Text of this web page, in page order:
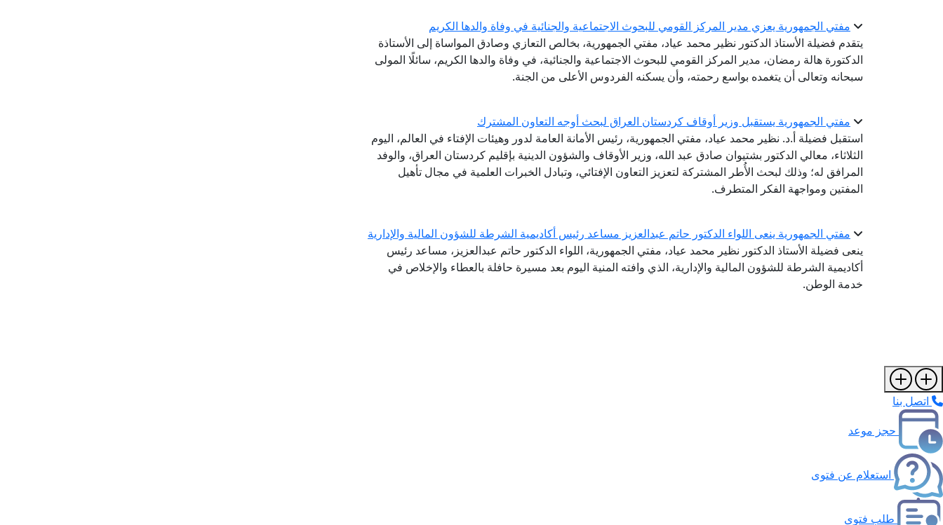
مفتي الجمهورية يعزي مدير المركز القومي للبحوث الاجتماعية والجنائية في وفاة والدها الكريم
يتقدم فضيلة الأستاذ الدكتور نظير محمد عياد، مفتي الجمهورية، بخالص التعازي وصادق المواساة إلى الأستاذة
الدكتورة هالة رمضان، مدير المركز القومي للبحوث الاجتماعية والجنائية، في وفاة والدها الكريم، سائلًا المولى
سبحانه وتعالى أن يتغمده بواسع رحمته، وأن يسكنه الفردوس الأعلى من الجنة.
مفتي الجمهورية يستقبل وزير أوقاف كردستان العراق لبحث أوجه التعاون المشترك
استقبل فضيلة أ.د. نظير محمد عياد، مفتي الجمهورية، رئيس الأمانة العامة لدور وهيئات الإفتاء في العالم، اليوم
الثلاثاء، معالي الدكتور بشتيوان صادق عبد الله، وزير الأوقاف والشؤون الدينية بإقليم كردستان العراق، والوفد
المرافق له؛ وذلك لبحث الأُطر المشتركة لتعزيز التعاون الإفتائي، وتبادل الخبرات العلمية في مجال تأهيل
المفتين ومواجهة الفكر المتطرف.
مفتي الجمهورية ينعى اللواء الدكتور حاتم عبدالعزيز مساعد رئيس أكاديمية الشرطة للشؤون المالية والإدارية
ينعى فضيلة الأستاذ الدكتور نظير محمد عياد، مفتي الجمهورية، اللواء الدكتور حاتم عبدالعزيز، مساعد رئيس
أكاديمية الشرطة للشؤون المالية والإدارية، الذي وافته المنية اليوم بعد مسيرة حافلة بالعطاء والإخلاص في
خدمة الوطن.
اتصل بنا
حجز موعد
استعلام عن فتوى
طلب فتوى